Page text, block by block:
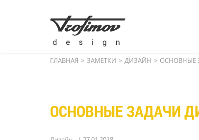
ГЛАВНАЯ ЗАМЕТКИ ДИЗАЙН ОСНОВНЫЕ
ОСНОВНЫЕ ЗАДАЧИ